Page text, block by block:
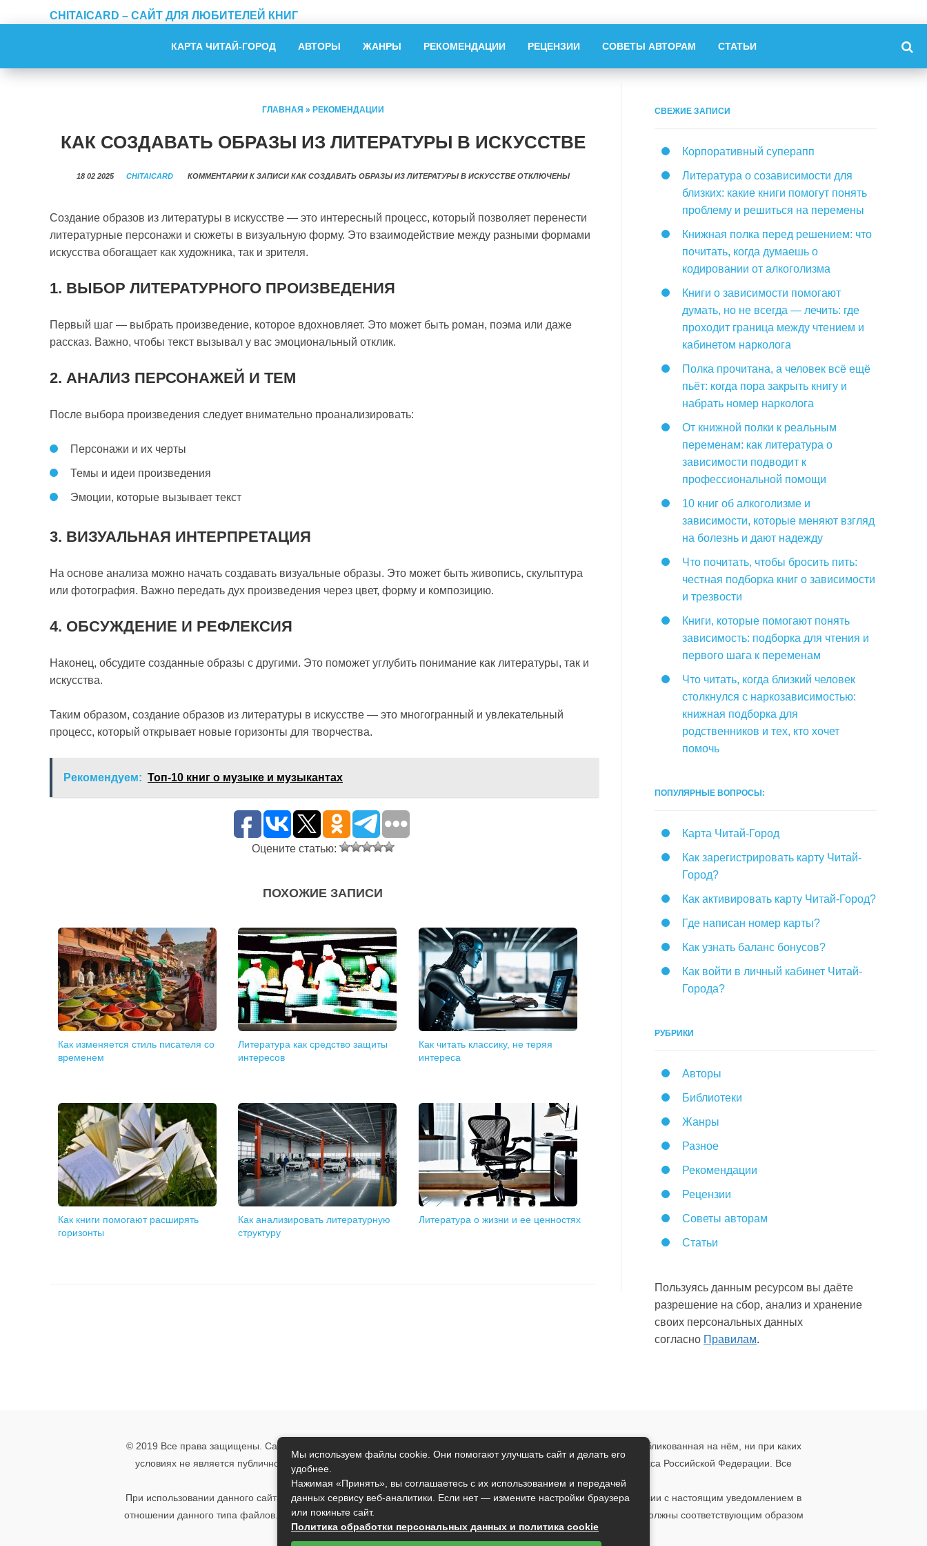
CHITAICARD – САЙТ ДЛЯ ЛЮБИТЕЛЕЙ КНИГ
КАРТА ЧИТАЙ-ГОРОД АВТОРЫ ЖАНРЫ РЕКОМЕНДАЦИИ РЕЦЕНЗИИ СОВЕТЫ АВТОРАМ СТАТЬИ
ГЛАВНАЯ » РЕКОМЕНДАЦИИ
КАК СОЗДАВАТЬ ОБРАЗЫ ИЗ ЛИТЕРАТУРЫ В ИСКУССТВЕ
18 02 2025 CHITAICARD КОММЕНТАРИИК ЗАПИСИ КАК СОЗДАВАТЬ ОБРАЗЫ ИЗ ЛИТЕРАТУРЫ В ИСКУССТВЕОТКЛЮЧЕНЫ
Создание образов из литературы в искусстве — это интересный процесс, который позволяет перенести
литературные персонажи и сюжеты в визуальную форму. Это взаимодействие между разными формами
искусства обогащает как художника, так и зрителя.
1. ВЫБОР ЛИТЕРАТУРНОГО ПРОИЗВЕДЕНИЯ
Первый шаг — выбрать произведение, которое вдохновляет. Это может быть роман, поэма или даже
рассказ. Важно, чтобы текст вызывал у вас эмоциональный отклик.
2. АНАЛИЗ ПЕРСОНАЖЕЙ И ТЕМ
После выбора произведения следует внимательно проанализировать:
Персонажи и их черты
Темы и идеи произведения
Эмоции, которые вызывает текст
3. ВИЗУАЛЬНАЯ ИНТЕРПРЕТАЦИЯ
На основе анализа можно начать создавать визуальные образы. Это может быть живопись, скульптура
или фотография. Важно передать дух произведения через цвет, форму и композицию.
4. ОБСУЖДЕНИЕ И РЕФЛЕКСИЯ
Наконец, обсудите созданные образы с другими. Это поможет углубить понимание как литературы, так и
искусства.
Таким образом, создание образов из литературы в искусстве — это многогранный и увлекательный
процесс, который открывает новые горизонты для творчества.
Рекомендуем: Топ-10 книг о музыке и музыкантах
Оцените статью:
ПОХОЖИЕ ЗАПИСИ
Как изменяется стиль писателя со
временем
Литература как средство защиты
интересов
Как читать классику, не теряя
интереса
Как книги помогают расширять
горизонты
Как анализировать литературную
структуру
Литература о жизни и ее ценностях
СВЕЖИЕ ЗАПИСИ
Корпоративный суперапп
Литература о созависимости для
близких: какие книги помогут понять
проблему и решиться на перемены
Книжная полка перед решением: что
почитать, когда думаешь о
кодировании от алкоголизма
Книги о зависимости помогают
думать, но не всегда — лечить: где
проходит граница между чтением и
кабинетом нарколога
Полка прочитана, а человек всё ещё
пьёт: когда пора закрыть книгу и
набрать номер нарколога
От книжной полки к реальным
переменам: как литература о
зависимости подводит к
профессиональной помощи
10 книг об алкоголизме и
зависимости, которые меняют взгляд
на болезнь и дают надежду
Что почитать, чтобы бросить пить:
честная подборка книг о зависимости
и трезвости
Книги, которые помогают понять
зависимость: подборка для чтения и
первого шага к переменам
Что читать, когда близкий человек
столкнулся с наркозависимостью:
книжная подборка для
родственников и тех, кто хочет
помочь
ПОПУЛЯРНЫЕ ВОПРОСЫ:
Карта Читай-Город
Как зарегистрировать карту Читай-
Город?
Как активировать карту Читай-Город?
Где написан номер карты?
Как узнать баланс бонусов?
Как войти в личный кабинет Читай-
Города?
РУБРИКИ
Авторы
Библиотеки
Жанры
Разное
Рекомендации
Рецензии
Советы авторам
Статьи
Пользуясь данным ресурсом вы даёте
разрешение на сбор, анализ и хранение
своих персональных данных
согласно Правилам.
© 2019 Все права защищены. Сайт носит исключительно информационный характер и никакая информация, опубликованная на нём, ни при каких
условиях не является публичной офертой, определяемой положениями пункта 2 статьи 437 Гражданского кодекса Российской Федерации. Все
указанные условия могут быть изменены без предварительного уведомления.
При использовании данного сайта, вы подтверждаете свое согласие на использование файлов cookie в соответствии с настоящим уведомлением в
отношении данного типа файлов. Если вы не согласны с тем, чтобы мы использовали данный тип файлов, то вы должны соответствующим образом
установить настройки вашего браузера или не использовать сайт.
Мы используем файлы cookie. Они помогают улучшать сайт и делать его
удобнее.
Нажимая «Принять», вы соглашаетесь с их использованием и передачей
данных сервису веб-аналитики. Если нет — измените настройки браузера
или покиньте сайт.
Политика обработки персональных данных и политика cookie